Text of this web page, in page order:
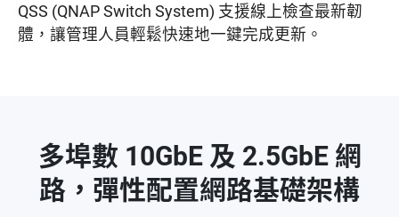
QSS (QNAP Switch System) 支援線上檢查最新韌
體，讓管理人員輕鬆快速地一鍵完成更新。
多埠數 10GbE 及 2.5GbE 網
路，彈性配置網路基礎架構